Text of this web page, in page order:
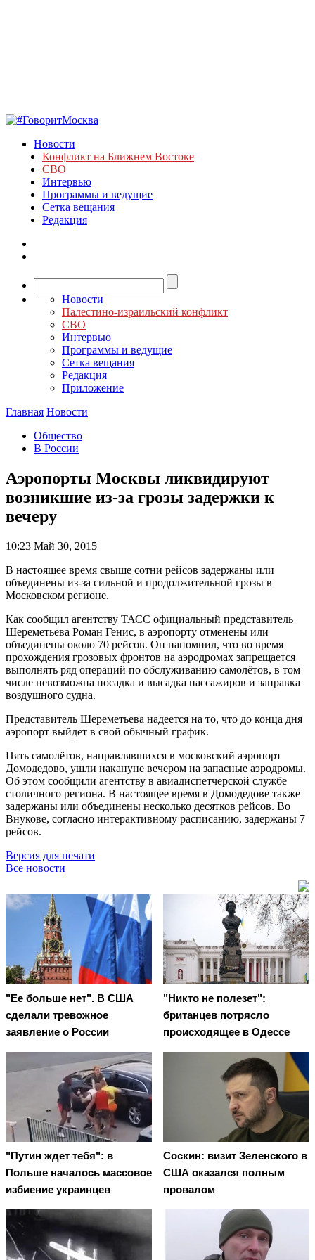
Новости
Конфликт на Ближнем Востоке
СВО
Интервью
Программы и ведущие
Сетка вещания
Редакция
Новости
Палестино-израильский конфликт
СВО
Интервью
Программы и ведущие
Сетка вещания
Редакция
Приложение
Главная Новости
Общество
В России
Аэропорты Москвы ликвидируют
возникшие из-за грозы задержки к
вечеру
10:23 Май 30, 2015
В настоящее время свыше сотни рейсов задержаны или
объединены из-за сильной и продолжительной грозы в
Московском регионе.
Как сообщил агентству ТАСС официальный представитель
Шереметьева Роман Генис, в аэропорту отменены или
объединены около 70 рейсов. Он напомнил, что во время
прохождения грозовых фронтов на аэродромах запрещается
выполнять ряд операций по обслуживанию самолётов, в том
числе невозможна посадка и высадка пассажиров и заправка
воздушного судна.
Представитель Шереметьева надеется на то, что до конца дня
аэропорт выйдет в свой обычный график.
Пять самолётов, направлявшихся в московский аэропорт
Домодедово, ушли накануне вечером на запасные аэродромы.
Об этом сообщили агентству в авиадиспетчерской службе
столичного региона. В настоящее время в Домодедове также
задержаны или объединены несколько десятков рейсов. Во
Внукове, согласно интерактивному расписанию, задержаны 7
рейсов.
Версия для печати
Все новости
"Ее больше нет". В США
сделали тревожное
заявление о России
"Никто не полезет":
британцев потрясло
происходящее в Одессе
"Путин ждет тебя": в
Польше началось массовое
избиение украинцев
Соскин: визит Зеленского в
США оказался полным
провалом